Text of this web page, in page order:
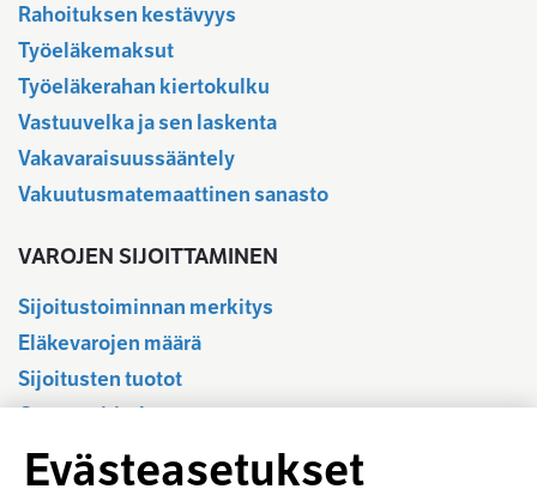
Rahoituksen kestävyys
Työeläkemaksut
Työeläkerahan kiertokulku
Vastuuvelka ja sen laskenta
Vakavaraisuussääntely
Vakuutusmatemaattinen sanasto
VAROJEN SIJOITTAMINEN
Sijoitustoiminnan merkitys
Eläkevarojen määrä
Sijoitusten tuotot
Osavuositiedot
Tilastotietokanta
Sijoitustoiminnan sääntely
Evästeasetukset